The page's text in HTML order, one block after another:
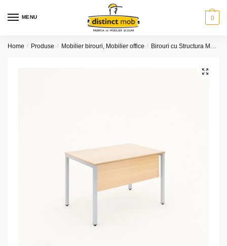
MENU 0
Home / Produse / Mobilier birouri, Mobilier office / Birouri cu Structura Metalica
🔍